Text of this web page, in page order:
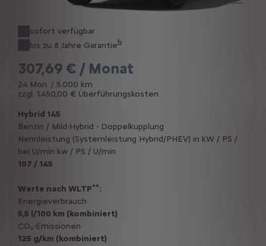
sofort verfügbar
bis zu 8 Jahre Garantieb
307,69 € / Monat
24 Mon. / 5.000 km
zzgl. 1.450,00 € Überführungskosten
Hybrid 145
Benzin / Mild-Hybrid - Doppelkupplung
Nennleistung (Systemleistung Hybrid/PHEV) in kW / PS /
bei U/min kw / PS / U/min
107 / 145
Werte nach WLTP**:
Energieverbrauch
5,5 l/100 km (kombiniert)
CO₂-Emissionen
125 g/km (kombiniert)